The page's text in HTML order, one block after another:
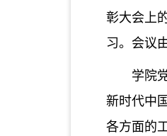
彰大会上
习。 会议
学院
新时代中
各方面的